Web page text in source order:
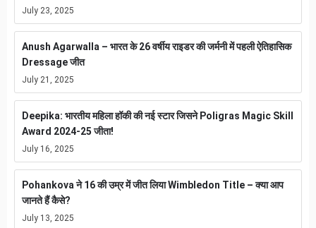
July 23, 2025
Anush Agarwalla – भारत के 26 वर्षीय राइडर की जर्मनी में पहली ऐतिहासिक
Dressage जीत
July 21, 2025
Deepika: भारतीय महिला हॉकी की नई स्टार जिसने Poligras Magic Skill
Award 2024-25 जीता!
July 16, 2025
Pohankova ने 16 की उम्र में जीत लिया Wimbledon Title – क्या आप
जानते हैं कैसे?
July 13, 2025